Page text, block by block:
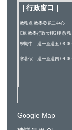
｜行政窗口
教務處 教學發
C棟 教學行政大樓2樓 教
學期中：週一至週五
寒暑假：週一至週四
Google Map